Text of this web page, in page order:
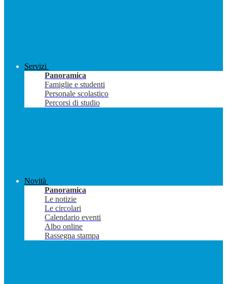
Servizi
Panoramica
Famiglie e studenti
Personale scolastico
Percorsi di studio
Novità
Panoramica
Le notizie
Le circolari
Calendario eventi
Albo online
Rassegna stampa